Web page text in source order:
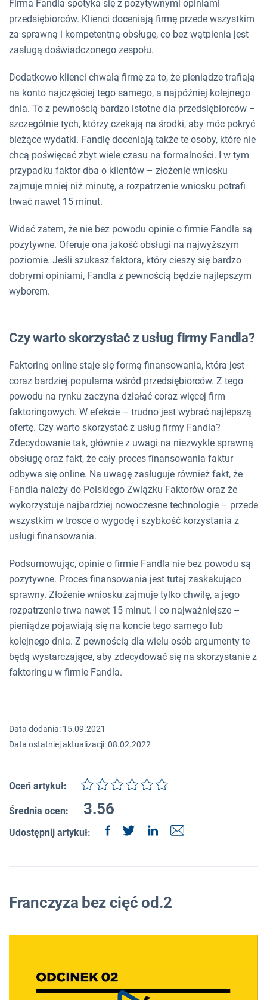
Firma Fandla spotyka się z pozytywnymi opiniami
przedsiębiorców. Klienci doceniają firmę przede wszystkim
za sprawną i kompetentną obsługę, co bez wątpienia jest
zasługą doświadczonego zespołu.
Dodatkowo klienci chwalą firmę za to, że pieniądze trafiają
na konto najczęściej tego samego, a najpóźniej kolejnego
dnia. To z pewnością bardzo istotne dla przedsiębiorców –
szczególnie tych, którzy czekają na środki, aby móc pokryć
bieżące wydatki. Fandlę doceniają także te osoby, które nie
chcą poświęcać zbyt wiele czasu na formalności. I w tym
przypadku faktor dba o klientów – złożenie wniosku
zajmuje mniej niż minutę, a rozpatrzenie wniosku potrafi
trwać nawet 15 minut.
Widać zatem, że nie bez powodu opinie o firmie Fandla są
pozytywne. Oferuje ona jakość obsługi na najwyższym
poziomie. Jeśli szukasz faktora, który cieszy się bardzo
dobrymi opiniami, Fandla z pewnością będzie najlepszym
wyborem.
Czy warto skorzystać z usług firmy Fandla?
Faktoring online staje się formą finansowania, która jest
coraz bardziej popularna wśród przedsiębiorców. Z tego
powodu na rynku zaczyna działać coraz więcej firm
faktoringowych. W efekcie – trudno jest wybrać najlepszą
ofertę. Czy warto skorzystać z usług firmy Fandla?
Zdecydowanie tak, głównie z uwagi na niezwykle sprawną
obsługę oraz fakt, że cały proces finansowania faktur
odbywa się online. Na uwagę zasługuje również fakt, że
Fandla należy do Polskiego Związku Faktorów oraz że
wykorzystuje najbardziej nowoczesne technologie – przede
wszystkim w trosce o wygodę i szybkość korzystania z
usługi finansowania.
Podsumowując, opinie o firmie Fandla nie bez powodu są
pozytywne. Proces finansowania jest tutaj zaskakująco
sprawny. Złożenie wniosku zajmuje tylko chwilę, a jego
rozpatrzenie trwa nawet 15 minut. I co najważniejsze –
pieniądze pojawiają się na koncie tego samego lub
kolejnego dnia. Z pewnością dla wielu osób argumenty te
będą wystarczające, aby zdecydować się na skorzystanie z
faktoringu w firmie Fandla.
Data dodania: 15.09.2021
Data ostatniej aktualizacji: 08.02.2022
Oceń artykuł:
Średnia ocen: 3.56
Udostępnij artykuł:
Franczyza bez cięć od.2